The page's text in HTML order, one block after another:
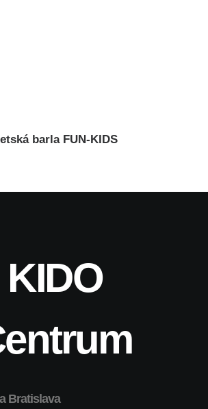
barla FUN-KIDS
KIDO
Bratislava